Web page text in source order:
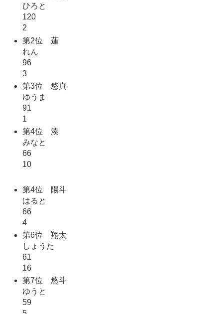
ひろと
120
2
第2位 蓮
れん
96
3
第3位 悠真
ゆうま
91
1
第4位 湊
みなと
66
10
第4位 陽斗
はると
66
4
第6位 翔太
しょうた
61
16
第7位 悠斗
ゆうと
59